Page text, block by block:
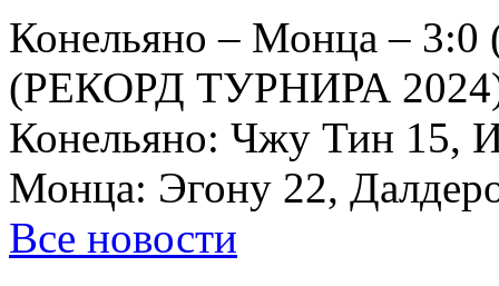
Конельяно – Монца – 3:0
(РЕКОРД ТУРНИРА
Конельяно: Чжу Тин 15,
Монца: Эгону 22,
Все новости